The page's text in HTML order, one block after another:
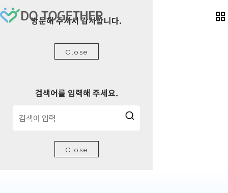
방문해 주셔서 감사합니다.
Close
검색어를 입력해 주세요.
Close